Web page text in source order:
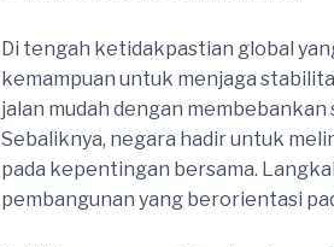
Di tengah ketidakpastian global
kemampuan untuk menjaga
jalan mudah dengan
Sebaliknya, negara hadir untuk
pada kepentingan bersama.
pembangunan yang berorientasi